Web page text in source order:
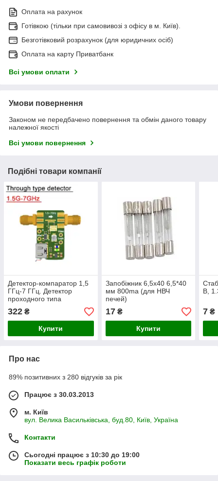
Оплата на рахунок
Готівкою (тільки при самовивозі з офісу в м. Київ).
Безготівковий розрахунок (для юридичних осіб)
Оплата на карту Приватбанк
Всі умови оплати
Умови повернення
Законом не передбачено повернення та обмін даного товару
належної якості
Всі умови повернення
Подібні товари компанії
Детектор-компаратор 1,5
ГГц-7 ГГц. Детектор
проходного типа
322 ₴
Купити
Запобіжник 6,5x40 6,5*40
мм 800ma (для НВЧ
печей)
17₴
Купити
В,
7 ₴
Про нас
89% позитивних з 280 відгуків за рік
Працює з 30.03.2013
м. Київ
вул. Велика Васильківська, буд.80, Київ, Україна
Контакти
Сьогодні працює з 10:30 до 19:00
Показати весь графік роботи